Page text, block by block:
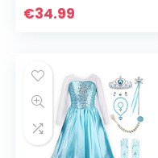
jaar, geel)
€34.99